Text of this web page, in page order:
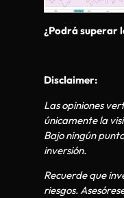
¿Podrá superar
Disclaimer:
Las opiniones
únicamente la
Bajo ningún
inversión.
Recuerde que
riesgos.